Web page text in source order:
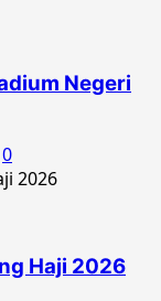
Negeri
0
Haji 2026